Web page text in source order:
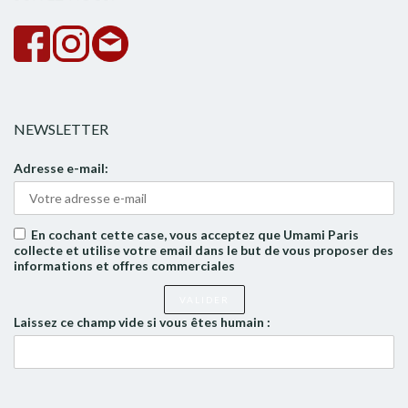
NEWSLETTER
Adresse e-mail:
En cochant cette case, vous acceptez que Umami Paris
collecte et utilise votre email dans le but de vous proposer des
informations et offres commerciales
Laissez ce champ vide si vous êtes humain :